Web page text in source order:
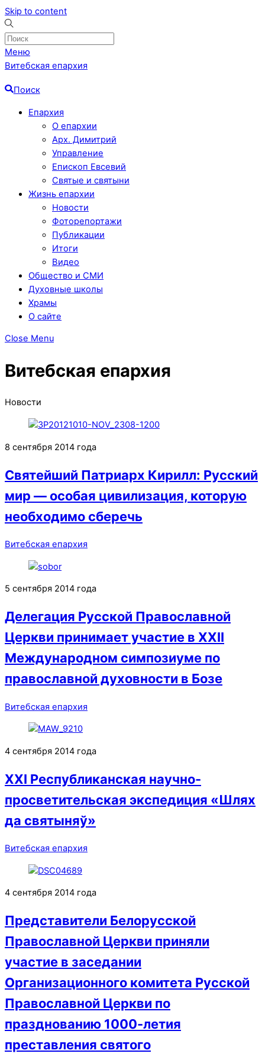
Skip to content
Меню
Витебская епархия
Поиск
Епархия
О епархии
Арх. Димитрий
Управление
Епископ Евсевий
Святые и святыни
Жизнь епархии
Новости
Фоторепортажи
Публикации
Итоги
Видео
Общество и СМИ
Духовные школы
Храмы
О сайте
Close Menu
Витебская епархия
Новости
8 сентября 2014 года
Святейший Патриарх Кирилл: Русский
мир — особая цивилизация, которую
необходимо сберечь
Витебская епархия
5 сентября 2014 года
Делегация Русской Православной
Церкви принимает участие в XXII
Международном симпозиуме по
православной духовности в Бозе
Витебская епархия
4 сентября 2014 года
ХХI Республиканская научно-
просветительская экспедиция «Шлях
да святыняў»
Витебская епархия
4 сентября 2014 года
Представители Белорусской
Православной Церкви приняли
участие в заседании
Организационного комитета Русской
Православной Церкви по
празднованию 1000-летия
преставления святого